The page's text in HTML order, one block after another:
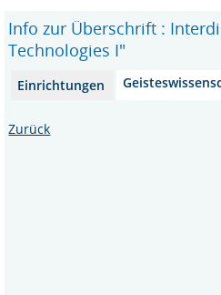
Info zur Überschrift :
Technologies I"
Einrichtungen
Zurück